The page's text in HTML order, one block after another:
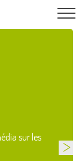
sur les